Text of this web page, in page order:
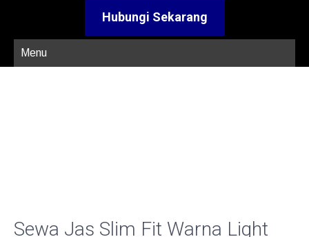
Hubungi Sekarang
Menu
Sewa Jas Slim Fit Warna Light